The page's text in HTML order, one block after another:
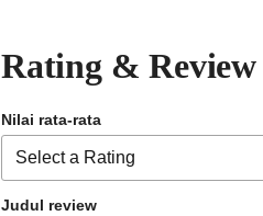
Rating & Review
Nilai rata-rata
Judul review